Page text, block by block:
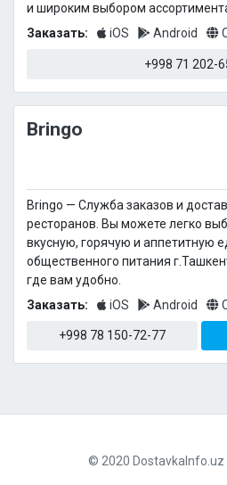
и широким выбором
Заказать:
iOS Android
+998 71 202-
Bringo
Bringo — Cлужба заказов и
ресторанов. Вы можете легко
вкусную, горячую и аппетитную
общественного питания
где вам удобно.
Заказать:
iOS Android
+998 78 150-72-77
© 2020 DostavkaInfo.uz